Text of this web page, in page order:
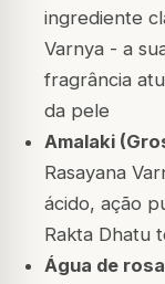
ingrediente
Varnya - a
fragrância
da pele
Amalaki
Rasayana
ácido, ação
Rakta Dhatu
Água de